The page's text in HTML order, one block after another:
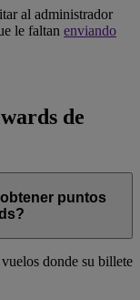
al administrador
le faltan enviando
de
puntos
donde su billete